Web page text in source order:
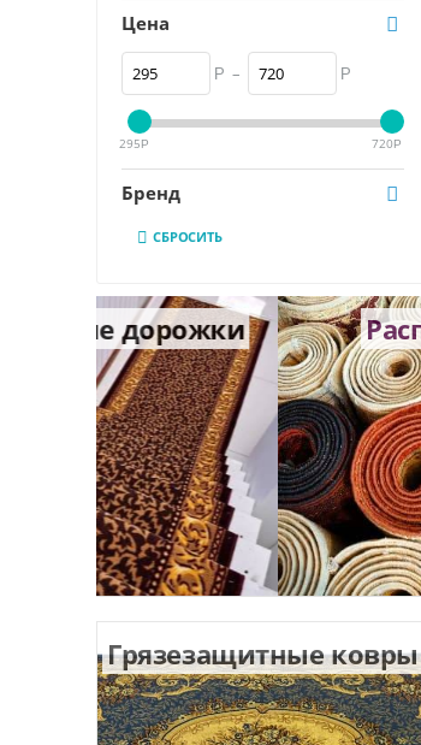
Цена
Р – Р
295Р 720Р
Бренд
СБРОСИТЬ
Распродажа
Грязезащитные ковры